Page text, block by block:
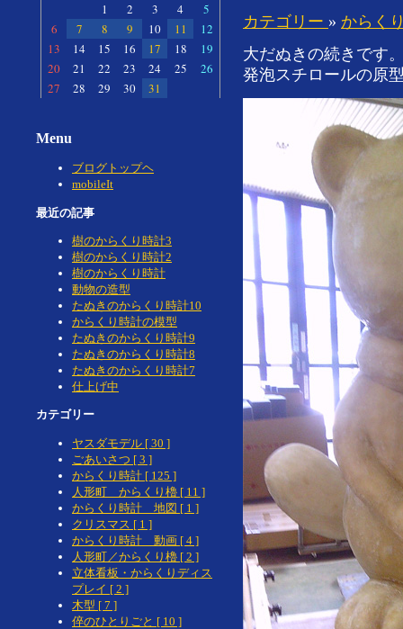
カテゴリー » からく
大だぬきの続きです
発泡スチロールの原
1 2 3 4
5
6
7 8 9 10 11
12
13
14 15 16 17 18
19
20
21 22 23 24 25
26
27
28 29 30 31
Menu
ブログトップヘ
mobileIt
最近の記事
樹のからくり時計3
樹のからくり時計2
樹のからくり時計
動物の造型
たぬきのからくり時計10
からくり時計の模型
たぬきのからくり時計9
たぬきのからくり時計8
たぬきのからくり時計7
仕上げ中
カテゴリー
ヤスダモデル [ 30 ]
ごあいさつ [ 3 ]
からくり時計 [ 125 ]
人形町 からくり櫓 [ 11 ]
からくり時計 地図 [ 1 ]
クリスマス [ 1 ]
からくり時計 動画 [ 4 ]
人形町／からくり櫓 [ 2 ]
立体看板・からくりディス
プレイ [ 2 ]
木型 [ 7 ]
倅のひとりごと [ 10 ]